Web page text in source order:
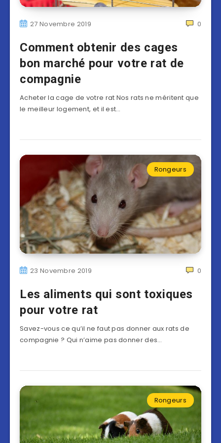
27 Novembre 2019 0
Comment obtenir des cages
bon marché pour votre rat de
compagnie
Acheter la cage de votre rat Nos rats ne méritent que
le meilleur logement, et il est…
Rongeurs
23 Novembre 2019 0
Les aliments qui sont toxiques
pour votre rat
Savez-vous ce qu’il ne faut pas donner aux rats de
compagnie ? Qui n’aime pas donner des…
Rongeurs